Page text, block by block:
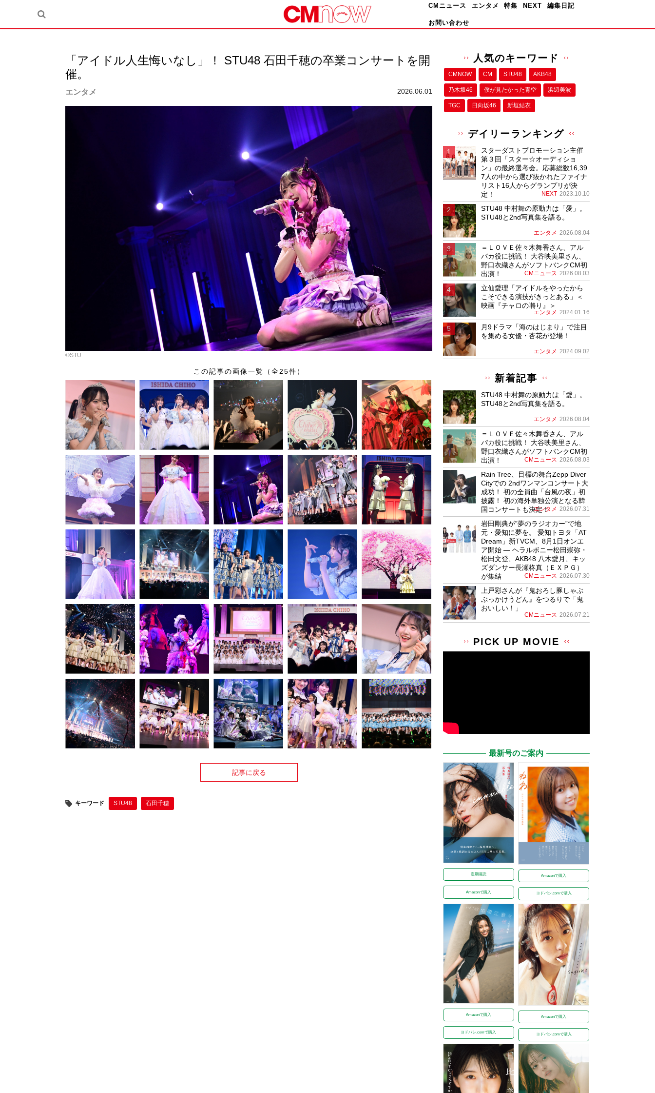
CMニュース エンタメ 特集 NEXT 編集日記
お問い合わせ
「アイドル人生悔いなし」！ STU48 石田千穂の卒業コンサートを開
催。
エンタメ 2026.06.01
©︎STU
この記事の画像一覧（全25件）
記事に戻る
キーワード STU48 石田千穂
人気のキーワード
CMNOW CM STU48 AKB48
乃木坂46 僕が⾒たかった⻘空 浜辺美波
TGC 日向坂46 新垣結衣
デイリーランキング
スターダストプロモーション主催
第３回「スター☆オーディショ
ン」の最終選考会。応募総数16,39
7人の中から選び抜かれたファイナ
リスト16人からグランプリが決
定！
NEXT 2023.10.10
STU48 中村舞の原動力は「愛」。
STU48と2nd写真集を語る。
エンタメ 2026.08.04
＝ＬＯＶＥ佐々木舞香さん、アル
パカ役に挑戦！ 大谷映美里さん、
野口衣織さんがソフトバンクCM初
出演！
CMニュース 2026.08.03
立仙愛理「アイドルをやったから
こそできる演技がきっとある」＜
映画『チャロの囀り』＞
エンタメ 2024.01.16
月9ドラマ「海のはじまり」で注目
を集める女優・杏花が登場！
エンタメ 2024.09.02
新着記事
STU48 中村舞の原動力は「愛」。
STU48と2nd写真集を語る。
エンタメ 2026.08.04
＝ＬＯＶＥ佐々木舞香さん、アル
パカ役に挑戦！ 大谷映美里さん、
野口衣織さんがソフトバンクCM初
出演！
CMニュース 2026.08.03
Rain Tree、目標の舞台Zepp Diver
Cityでの 2ndワンマンコンサート大
成功！ 初の全員曲「台風の夜」初
披露！ 初の海外単独公演となる韓
国コンサートも決定！
エンタメ 2026.07.31
岩田剛典が”夢のラジオカー”で地
元・愛知に夢を。 愛知トヨタ「AT
Dream」新TVCM、8月1日オンエ
ア開始 ― ヘラルボニー松田崇弥・
松田文登、AKB48 八木愛月、キッ
ズダンサー長瀬柊真（ＥＸＰＧ）
が集結 ―
CMニュース 2026.07.30
上戸彩さんが『鬼おろし豚しゃぶ
ぶっかけうどん』をつるりで「鬼
おいしい！」
CMニュース 2026.07.21
PICK UP MOVIE
最新号のご案内
定期購読
Amazonで購入
Amazonで購入
ヨドバシ.comで購入
Amazonで購入
ヨドバシ.comで購入
Amazonで購入
ヨドバシ.comで購入